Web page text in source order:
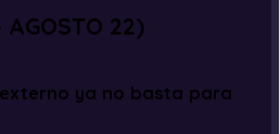
AGOSTO 22)
ya no basta para